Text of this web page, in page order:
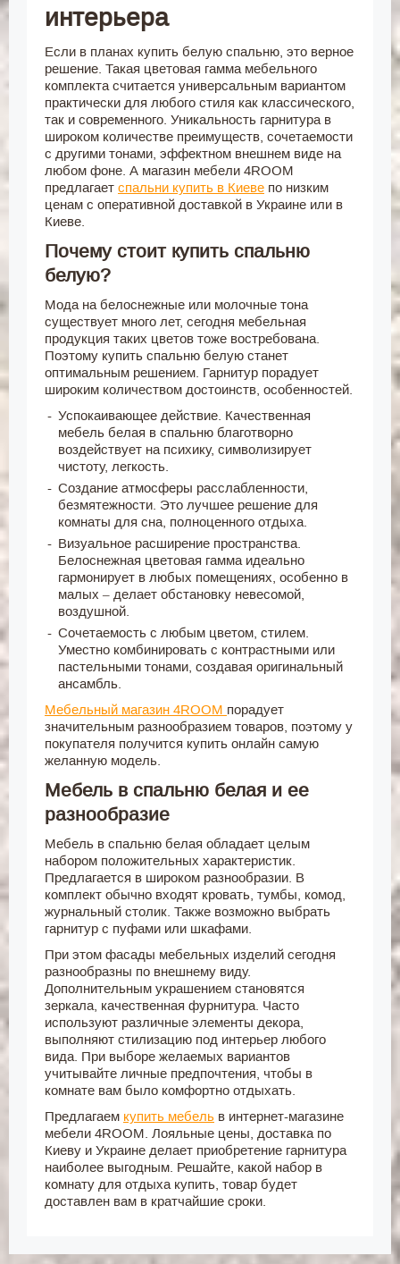
интерьера
Если в планах купить белую спальню, это верное
решение. Такая цветовая гамма мебельного
комплекта считается универсальным вариантом
практически для любого стиля как классического,
так и современного. Уникальность гарнитура в
широком количестве преимуществ, сочетаемости
с другими тонами, эффектном внешнем виде на
любом фоне. А магазин мебели 4ROOM
предлагает спальни купить в Киеве по низким
ценам с оперативной доставкой в Украине или в
Киеве.
Почему стоит купить спальню
белую?
Мода на белоснежные или молочные тона
существует много лет, сегодня мебельная
продукция таких цветов тоже востребована.
Поэтому купить спальню белую станет
оптимальным решением. Гарнитур порадует
широким количеством достоинств, особенностей.
Успокаивающее действие. Качественная
мебель белая в спальню благотворно
воздействует на психику, символизирует
чистоту, легкость.
Создание атмосферы расслабленности,
безмятежности. Это лучшее решение для
комнаты для сна, полноценного отдыха.
Визуальное расширение пространства.
Белоснежная цветовая гамма идеально
гармонирует в любых помещениях, особенно в
малых – делает обстановку невесомой,
воздушной.
Сочетаемость с любым цветом, стилем.
Уместно комбинировать с контрастными или
пастельными тонами, создавая оригинальный
ансамбль.
Мебельный магазин 4ROOM порадует
значительным разнообразием товаров, поэтому у
покупателя получится купить онлайн самую
желанную модель.
Мебель в спальню белая и ее
разнообразие
Мебель в спальню белая обладает целым
набором положительных характеристик.
Предлагается в широком разнообразии. В
комплект обычно входят кровать, тумбы, комод,
журнальный столик. Также возможно выбрать
гарнитур с пуфами или шкафами.
При этом фасады мебельных изделий сегодня
разнообразны по внешнему виду.
Дополнительным украшением становятся
зеркала, качественная фурнитура. Часто
используют различные элементы декора,
выполняют стилизацию под интерьер любого
вида. При выборе желаемых вариантов
учитывайте личные предпочтения, чтобы в
комнате вам было комфортно отдыхать.
Предлагаем купить мебель в интернет-магазине
мебели 4ROOM. Лояльные цены, доставка по
Киеву и Украине делает приобретение гарнитура
наиболее выгодным. Решайте, какой набор в
комнату для отдыха купить, товар будет
доставлен вам в кратчайшие сроки.